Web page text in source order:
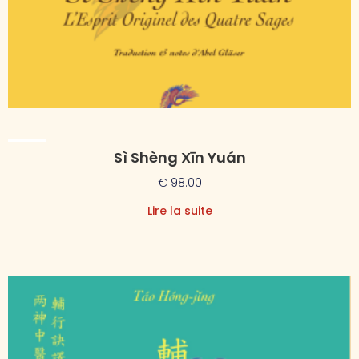
Sì Shèng Xīn Yuán
€ 98.00
Lire la suite